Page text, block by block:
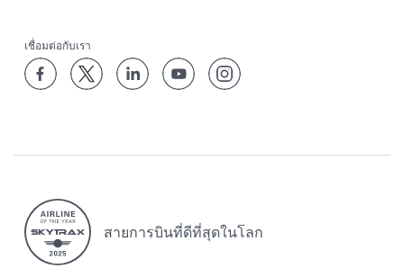
เชื่อมต่อกับเรา
สายการบินที่ดีที่สุดในโลก